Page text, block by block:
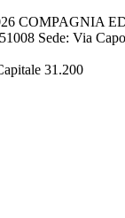
COMPAGNIA
Sede: Via
31.200